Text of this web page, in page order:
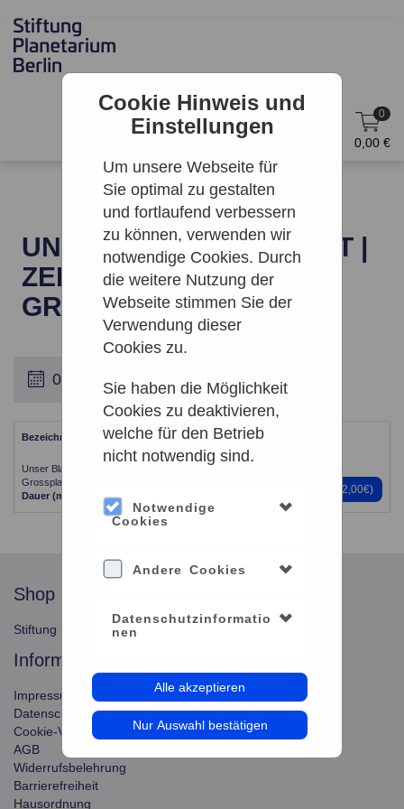
Cookie Hinweis und
Einstellungen
Um unsere Webseite für
Sie optimal zu gestalten
und fortlaufend verbessern
zu können, verwenden wir
notwendige Cookies. Durch
die weitere Nutzung der
Webseite stimmen Sie der
Verwendung dieser
Cookies zu.
Sie haben die Möglichkeit
Cookies zu deaktivieren,
welche für den Betrieb
nicht notwendig sind.
Notwendige
Cookies
Andere Cookies
Datenschutzinformatio
nen
Alle akzeptieren
Nur Auswahl bestätigen
0
0,00 €
UNSER BLAUER PLANET |
ZEISS-
GROSSPLANETARIUM
Bezeichnung Zeitpunkt
Unser Blauer Planet | Zeiss-
Grossplanetarium
Dauer (min)
Plätze: (0,00€ - 12,00€)
shop
Stiftung Planetarium Berlin
information
Impressum
Datenschutz
Cookie-Verwendung
AGB
Widerrufsbelehrung
Barrierefreiheit
Hausordnung